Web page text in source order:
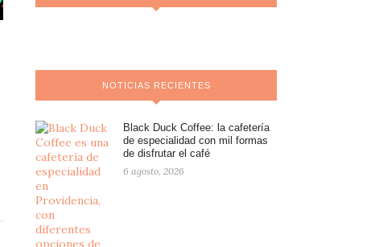
NOTICIAS RECIENTES
Black Duck Coffee: la cafetería
de especialidad con mil formas
de disfrutar el café
6 agosto, 2026